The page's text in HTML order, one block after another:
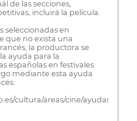
de las secciones,
incluirá la película.
seleccionadas en
que no exista una
la productora se
ayuda para la
españolas en festivales
mediante esta ayuda
cultura/areas/cine/ayudas/